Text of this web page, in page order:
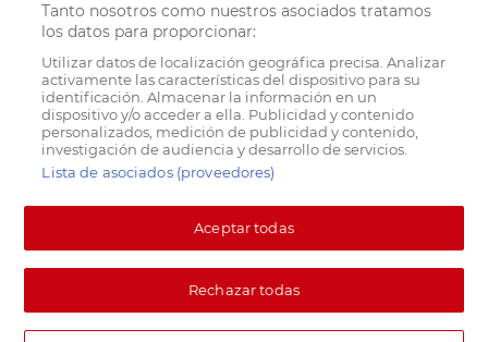
Tanto nosotros como nuestros asociados tratamos
los datos para proporcionar:
Utilizar datos de localización geográfica precisa. Analizar
activamente las características del dispositivo para su
identificación. Almacenar la información en un
dispositivo y/o acceder a ella. Publicidad y contenido
personalizados, medición de publicidad y contenido,
investigación de audiencia y desarrollo de servicios.
Lista de asociados (proveedores)
Aceptar todas
Rechazar todas